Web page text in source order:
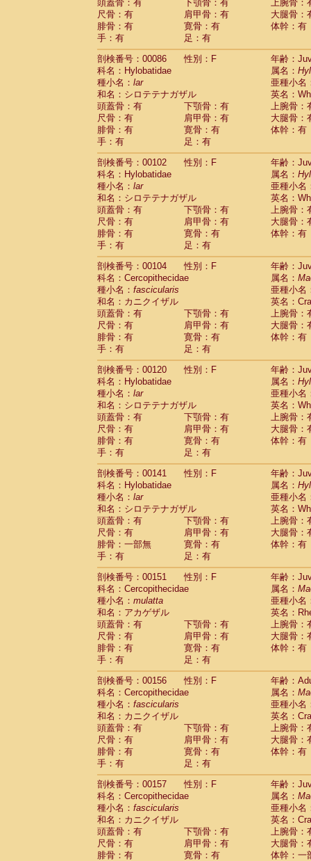
頭蓋骨：有
下顎骨：有
上腕骨：
尺骨：有
肩甲骨：有
大腿骨：
腓骨：有
寛骨：有
体幹：有
手：有
足：有
剖検番号：00086
性別：F
年齢：
科名：Hylobatidae
属名：
種小名： lar
亜種小名
和名：シロテテナガザル
英名：
頭蓋骨：有
下顎骨：有
上腕骨：
尺骨：有
肩甲骨：有
大腿骨：
腓骨：有
寛骨：有
体幹：有
手：有
足：有
剖検番号：00102
性別：F
年齢：
科名：Hylobatidae
属名：
種小名： lar
亜種小名
和名：シロテテナガザル
英名：
頭蓋骨：有
下顎骨：有
上腕骨：
尺骨：有
肩甲骨：有
大腿骨：
腓骨：有
寛骨：有
体幹：有
手：有
足：有
剖検番号：00104
性別：F
年齢：
科名：Cercopithecidae
属名：
種小名： fascicularis
亜種小名
和名：カニクイザル
英名：
頭蓋骨：有
下顎骨：有
上腕骨：
尺骨：有
肩甲骨：有
大腿骨：
腓骨：有
寛骨：有
体幹：有
手：有
足：有
剖検番号：00120
性別：F
年齢：
科名：Hylobatidae
属名：
種小名： lar
亜種小名
和名：シロテテナガザル
英名：
頭蓋骨：有
下顎骨：有
上腕骨：
尺骨：有
肩甲骨：有
大腿骨：
腓骨：有
寛骨：有
体幹：有
手：有
足：有
剖検番号：00141
性別：F
年齢：
科名：Hylobatidae
属名：
種小名： lar
亜種小名
和名：シロテテナガザル
英名：
頭蓋骨：有
下顎骨：有
上腕骨：
尺骨：有
肩甲骨：有
大腿骨：
腓骨：一部無
寛骨：有
体幹：有
手：有
足：有
剖検番号：00151
性別：F
年齢：
科名：Cercopithecidae
属名：
種小名： mulatta
亜種小名
和名：アカゲザル
英名：
頭蓋骨：有
下顎骨：有
上腕骨：
尺骨：有
肩甲骨：有
大腿骨：
腓骨：有
寛骨：有
体幹：有
手：有
足：有
剖検番号：00156
性別：F
年齢：
科名：Cercopithecidae
属名：
種小名： fascicularis
亜種小名
和名：カニクイザル
英名：
頭蓋骨：有
下顎骨：有
上腕骨：
尺骨：有
肩甲骨：有
大腿骨：
腓骨：有
寛骨：有
体幹：有
手：有
足：有
剖検番号：00157
性別：F
年齢：
科名：Cercopithecidae
属名：
種小名： fascicularis
亜種小名
和名：カニクイザル
英名：
頭蓋骨：有
下顎骨：有
上腕骨：
尺骨：有
肩甲骨：有
大腿骨：
腓骨：有
寛骨：有
体幹：一